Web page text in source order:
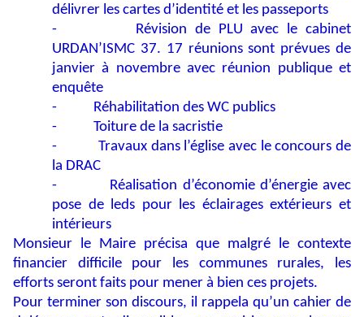
délivrer les cartes d’identité et les passeports
-
Révision de PLU avec le cabinet
URDAN’ISMC 37. 17 réunions sont prévues de
janvier à novembre avec réunion publique et
enquête
-
Réhabilitation des WC publics
-
Toiture de la sacristie
-
Travaux dans l’église avec le concours de
la DRAC
-
Réalisation d’économie d’énergie avec
pose de leds pour les éclairages extérieurs et
intérieurs
Monsieur le Maire précisa que malgré le contexte
financier difficile pour les communes rurales, les
efforts seront faits pour mener à bien ces projets.
Pour terminer son discours, il rappela qu’un cahier de